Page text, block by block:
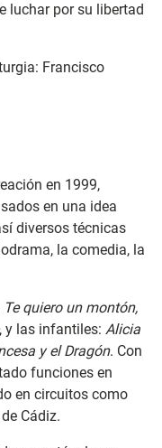
luchar por su libertad
Francisco
en 1999,
en una idea
diversos técnicas
la comedia, la
Te quiero un montón,
, y las infantiles: Alicia
y el Dragón. Con
funciones en
en circuitos como
Cádiz.